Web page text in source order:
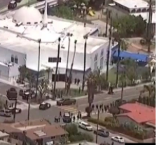
جستجوویژه برنامه‌ها
ویدیوها
فرهنگ و زندگی
حقوق شهروندی
اقتصادی
علم و فناوری
۲۵۰سالگی آمریکا
بایگانی برنامه‌های تلویزیونی
مستندها
انتخابات ریاست جمهوری آمریکا ۲۰۲۴
حمله جمهوری اسلامی به اسرائیل
رمز مهسا
یادگیری زبان انگلیسی
دنبال کنید